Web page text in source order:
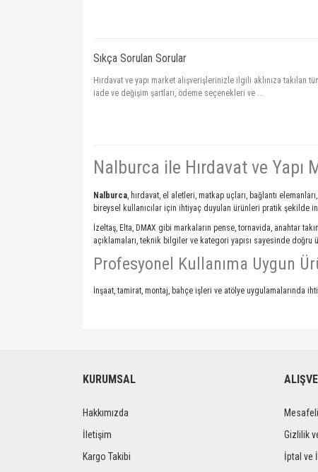
Sıkça Sorulan Sorular
Hırdavat ve yapı market alışverişlerinizle ilgili aklınıza
iade ve değişim şartları, ödeme seçenekleri ve ...
Nalburca ile Hırdavat ve Yapı
Nalburca, hırdavat, el aletleri, matkap uçları, bağlantı
bireysel kullanıcılar için ihtiyaç duyulan ürünleri pratik şekilde
İzeltaş, Elta, DMAX gibi markaların pense, tornavida, anahtar
açıklamaları, teknik bilgiler ve kategori yapısı sayesinde
Profesyonel Kullanıma Uygun
İnşaat, tamirat, montaj, bahçe işleri ve atölye uygulamalarında
KURUMSAL
Hakkımızda
İletişim
Kargo Takibi
Gizlilik
İptal ve